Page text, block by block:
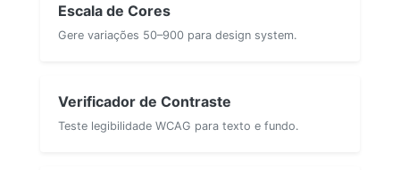
Escala de Cores
Gere variações 50–900 para design system.
Verificador de Contraste
Teste legibilidade WCAG para texto e fundo.